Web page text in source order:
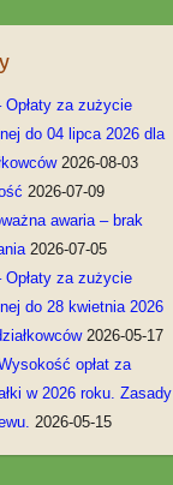
za zużycie
do 04 lipca 2026 dla
2026-08-03
2026-07-09
awaria – brak
2026-07-05
za zużycie
do 28 kwietnia 2026
2026-05-17
opłat za
w 2026 roku. Zasady
2026-05-15